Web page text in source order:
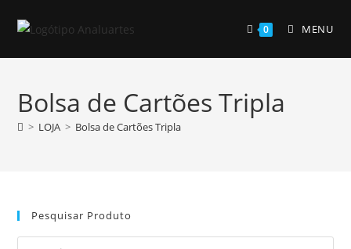
0 MENU
Bolsa de Cartões Tripla
> LOJA > Bolsa de Cartões Tripla
Pesquisar Produto